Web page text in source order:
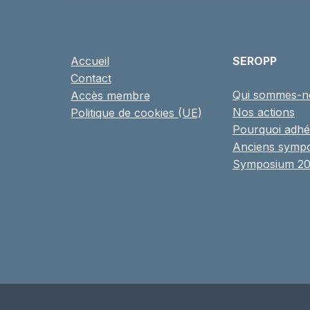
Accueil
Contact
Accès membre
Politique de cookies (UE)
SEROPP
Qui sommes-
Nos actions
Pourquoi
Anciens
Symposium